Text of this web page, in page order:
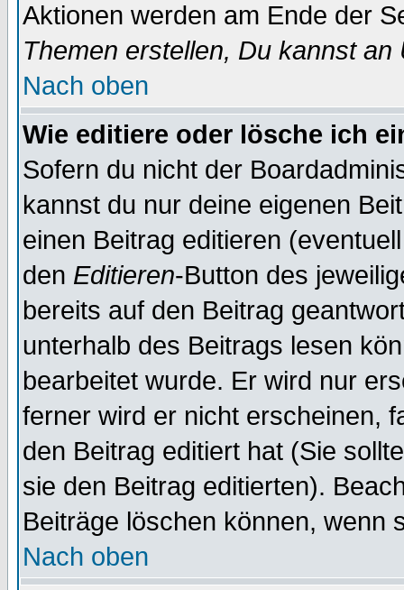
Aktionen werden am Ende der
Themen erstellen, Du kannst
Nach oben
Wie editiere oder lösche ich
Sofern du nicht der
kannst du nur deine eigenen
einen Beitrag editieren
den Editieren-Button des
bereits auf den Beitrag
unterhalb des Beitrags lesen
bearbeitet wurde. Er wird nur
ferner wird er nicht erscheinen,
den Beitrag editiert hat (Sie
sie den Beitrag editierten).
Beiträge löschen können, wenn
Nach oben